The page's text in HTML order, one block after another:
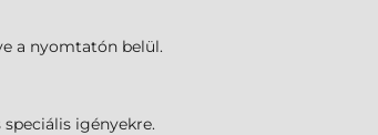
a nyomtatón belül.
igényekre.